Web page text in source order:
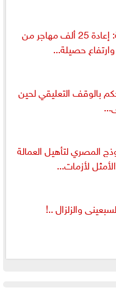
”الداخلية” الإسبانية: إعادة 25 ألف مهاجر من
حصيلة...
بالوقف التعليقي لحين
المصري لتأهيل العمالة
لأزمات...
والزلزال ..!